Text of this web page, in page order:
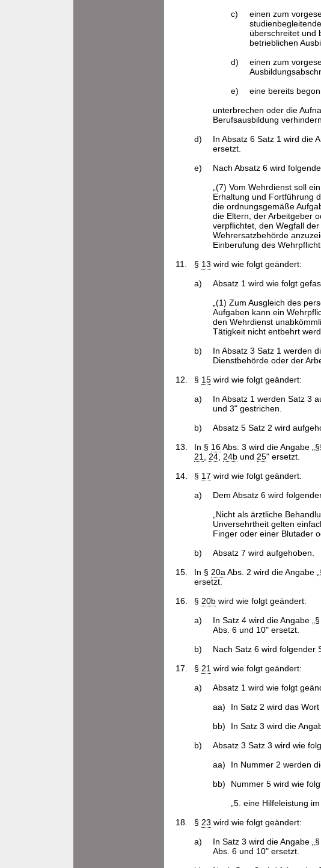
c)
einen zum
überschreitet und
betrieblichen
d)
einen zum
e)
eine bereits
unterbrechen oder die
Berufsausbildung
d)
In Absatz 6 Satz 1 wird die
ersetzt.
e)
Nach Absatz 6 wird
„(7) Vom Wehrdienst soll
Erhaltung und Fortführung
die ordnungsgemäße
die Eltern, der Arbeitgeber
verpflichtet, den Wegfall
Wehrersatzbehörde
Einberufung des
11.
§ 13 wird wie folgt geändert:
a)
Absatz 1 wird wie folgt
„(1) Zum Ausgleich des
Aufgaben kann ein
den Wehrdienst
Tätigkeit nicht entbehrt
b)
In Absatz 3 Satz 1 werden
Dienstbehörde oder der
12.
§ 15wird wie folgt geändert:
a)
In Absatz 1 werden Satz 3
und 3" gestrichen.
b)
Absatz 5 Satz 2 wird
13.
In § 16Abs. 3 wird die Angabe
21
24, 24bund 25" ersetzt.
14.
§ 17 wird wie folgt geändert:
a)
Dem Absatz 6 wird
„Nicht als ärztliche
Unversehrtheit gelten
Finger oder einer Blutader
b)
Absatz 7 wird aufgehoben.
15.
In § 20a Abs. 2 wird die Angabe
ersetzt.
16.
§ 20bwird wie folgt geändert:
a)
In Satz 4 wird die Angabe „§
Abs. 6 und 10" ersetzt.
b)
Nach Satz 6 wird folgender
17.
§ 21 wird wie folgt geändert:
a)
Absatz 1 wird wie folgt
aa)
In Satz 2 wird das
bb)
In Satz 3 wird die
b)
Absatz 3 Satz 3 wird wie
aa)
In Nummer 2 werden
bb)
Nummer 5 wird wie
„5. eine Hilfeleistung
18.
§ 23 wird wie folgt geändert:
a)
In Satz 3 wird die Angabe „§
Abs. 6 und 10" ersetzt.